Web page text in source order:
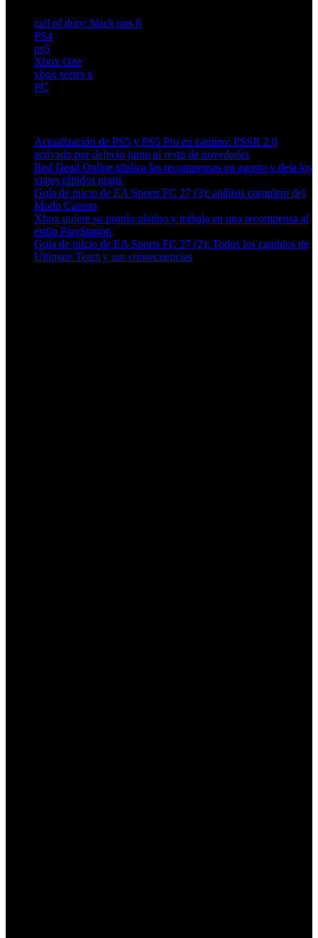
call of duty: black ops 6
PS4
ps5
Xbox One
xbox series x
PC
Actualización de PS5 y PS5 Pro en camino: PSSR 2.0
activado por defecto junto al resto de novedades
Red Dead Online triplica las recompensas en agosto y deja los
viajes rápidos gratis
Guía de inicio de EA Sports FC 27 (3): análisis completo del
Modo Carrera
Xbox quiere su propio platino y trabaja en una recompensa al
estilo PlayStation
Guía de inicio de EA Sports FC 27 (2): Todos los cambios de
Ultimate Team y sus consecuencias